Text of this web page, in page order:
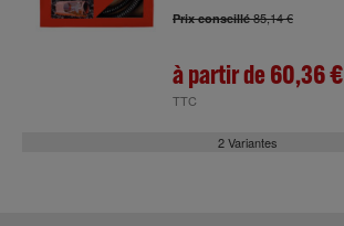
Prix conseillé85,14 €
à partir de 60,36 €
TTC
2 Variantes